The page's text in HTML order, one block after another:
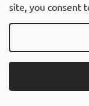
site, you consent
W